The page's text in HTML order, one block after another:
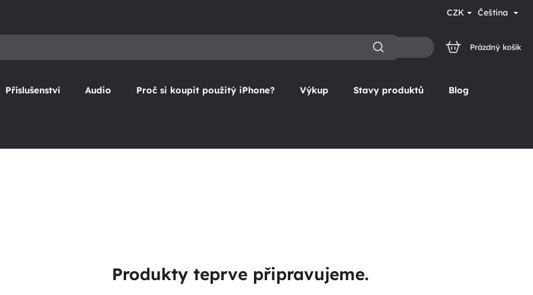
CZK Čeština
NÁKUPNÍ
Prázdný košík
Příslušenství Audio Proč si koupit použitý iPhone? Výkup Stavy produktů Blog
Produkty teprve připravujeme.